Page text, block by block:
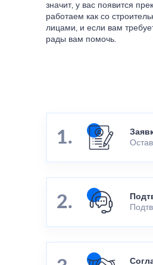
значит, у вас появится
работаем как со
лицами, и если вам
рады вам помочь.